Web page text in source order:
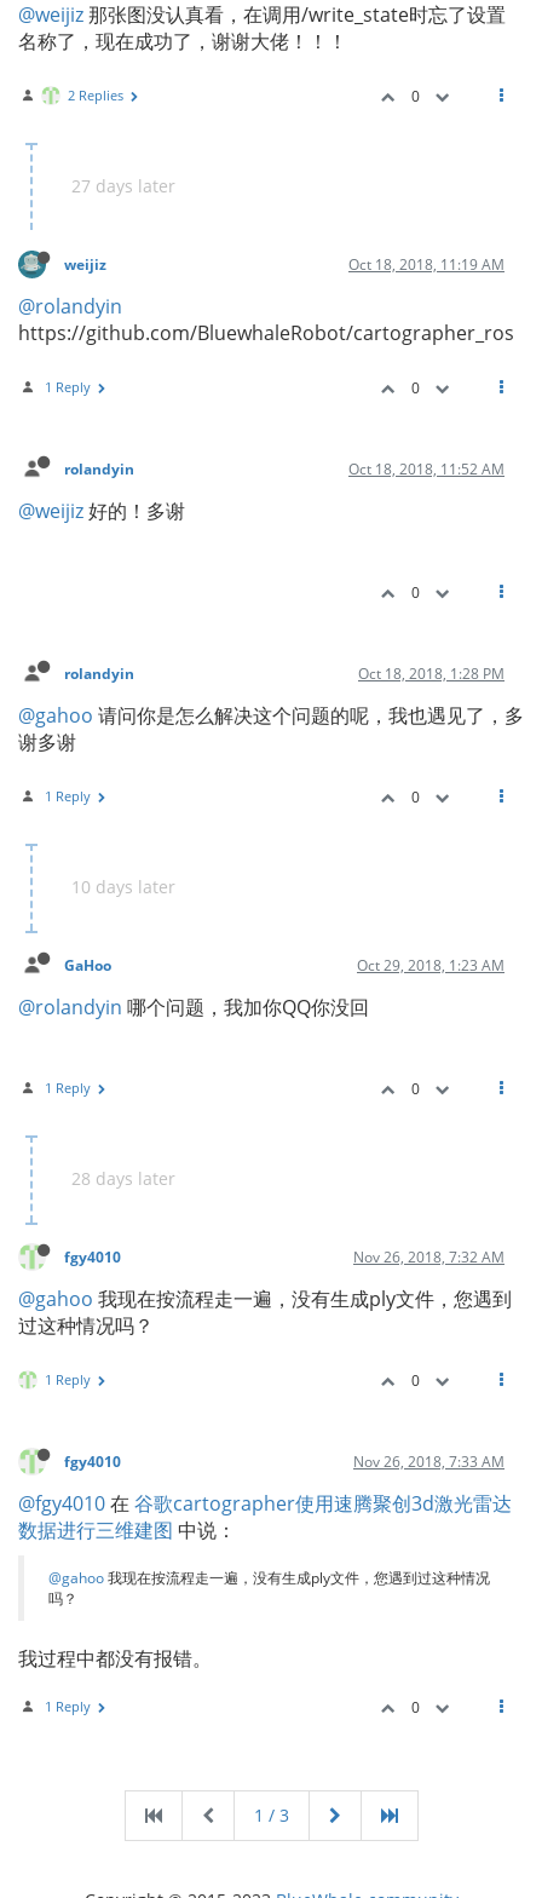
@weijiz那张图没认真看，在调用/write_state时忘了设置
名称了，现在成功了，谢谢大佬！！！
2 Replies 0
27 days later
weijiz Oct 18, 2018, 11:19 AM
@rolandyin
https://github.com/BluewhaleRobot/cartographer_ros
1 Reply 0
rolandyin Oct 18, 2018, 11:52 AM
@weijiz好的！多谢
0
rolandyin Oct 18, 2018, 1:28 PM
@gahoo 请问你是怎么解决这个问题的呢，我也遇见了，多
谢多谢
1 Reply 0
10 days later
GaHoo Oct 29, 2018, 1:23 AM
@rolandyin 哪个问题，我加你QQ你没回
1 Reply 0
28 days later
fgy4010 Nov 26, 2018, 7:32 AM
@gahoo 我现在按流程走一遍，没有生成ply文件，您遇到
过这种情况吗？
1 Reply 0
fgy4010 Nov 26, 2018, 7:33 AM
@fgy4010在 谷歌cartographer使用速腾聚创3d激光雷达
数据进行三维建图 中说：
@gahoo我现在按流程走一遍，没有生成ply文件，您遇到过这种情况
吗？
我过程中都没有报错。
1 Reply 0
1 / 3